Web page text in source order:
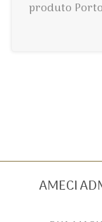
produto
AMECI